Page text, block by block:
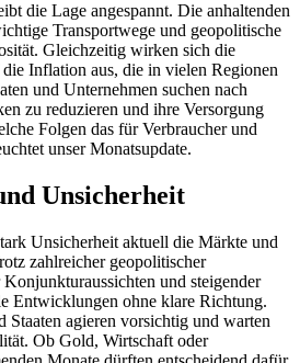
die Lage angespannt. Die anhaltenden
Transportwege und geopolitische
Gleichzeitig wirken sich die
Inflation aus, die in vielen Regionen
und Unternehmen suchen nach
zu reduzieren und ihre Versorgung
Folgen das für Verbraucher und
unser Monatsupdate.
Unsicherheit
Unsicherheit aktuell die Märkte und
zahlreicher geopolitischer
und steigender
Entwicklungen ohne klare Richtung.
Staaten agieren vorsichtig und warten
Ob Gold, Wirtschaft oder